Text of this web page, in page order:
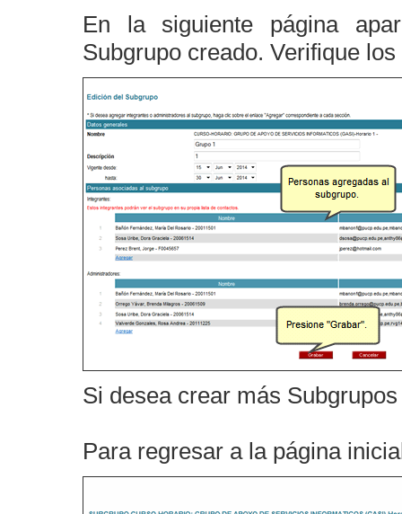
En la siguiente página
Subgrupo creado. Verifique
Si desea crear más
Para regresar a la página